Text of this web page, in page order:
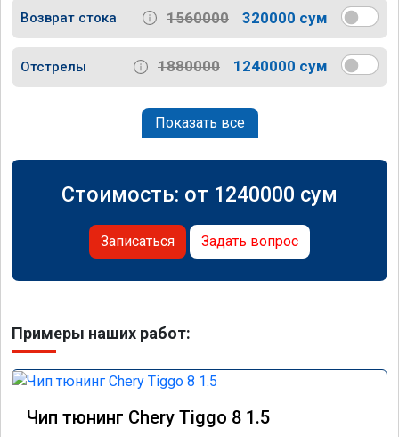
Возврат стока 1560000 320000 сум
Отстрелы 1880000 1240000 сум
Показать все
Стоимость: от 1240000 сум
Записаться Задать вопрос
Примеры наших работ:
Чип тюнинг Chery Tiggo 8 1.5